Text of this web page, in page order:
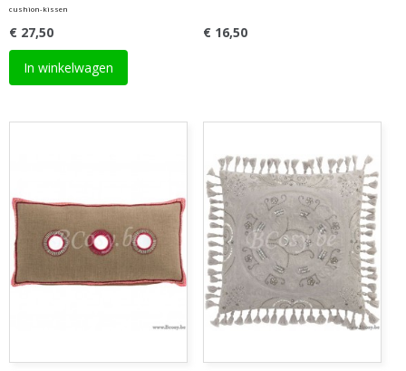
cushion-kissen
€ 27,50
In winkelwagen
€ 16,50